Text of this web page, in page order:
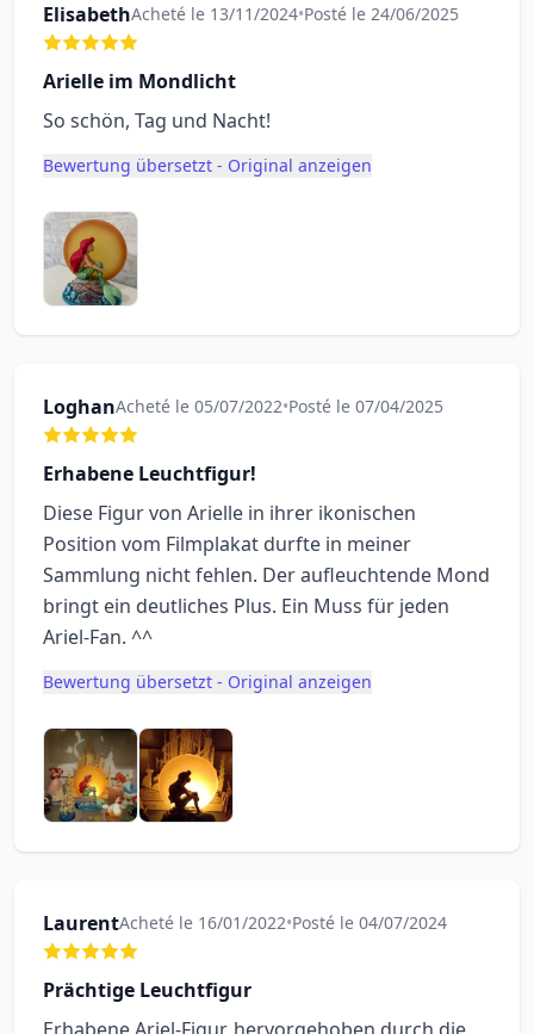
ElisabethAcheté le 13/11/2024•Posté le 24/06/2025
Arielle im Mondlicht
So schön, Tag und Nacht!
Bewertung übersetzt - Original anzeigen
LoghanAcheté le 05/07/2022•Posté le 07/04/2025
Erhabene Leuchtfigur!
Diese Figur von Arielle in ihrer ikonischen
Position vom Filmplakat durfte in meiner
Sammlung nicht fehlen. Der aufleuchtende Mond
bringt ein deutliches Plus. Ein Muss für jeden
Ariel-Fan. ^^
Bewertung übersetzt - Original anzeigen
LaurentAcheté le 16/01/2022•Posté le 04/07/2024
Prächtige Leuchtfigur